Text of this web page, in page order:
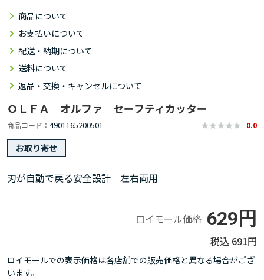
商品について
お支払いについて
配送・納期について
送料について
返品・交換・キャンセルについて
ＯＬＦＡ オルファ セーフティカッター
商品コード 4901165200501 0.0
お取り寄せ
刃が自動で戻る安全設計 左右両用
ロイモール価格 629円
691円
ロイモールでの表示価格は各店舗での販売価格と異なる場合がござ
います。